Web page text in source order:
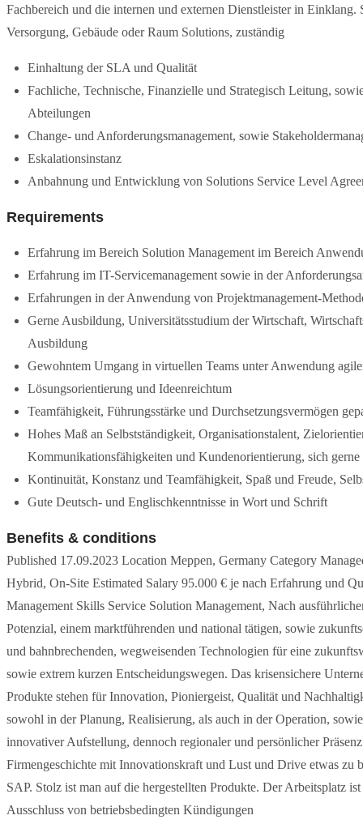
Fachbereich und die internen und externen Dienstleister in
Versorgung, Gebäude oder Raum Solutions, zuständig
Einhaltung der SLA und Qualität
Fachliche, Technische, Finanzielle und Strategisch Leitung,
Abteilungen
Change- und Anforderungsmanagement, sowie
Eskalationsinstanz
Anbahnung und Entwicklung von Solutions Service Level
Requirements
Erfahrung im Bereich Solution Management im Bereich
Erfahrung im IT-Servicemanagement sowie in der
Erfahrungen in der Anwendung von Projektmanagement-
Gerne Ausbildung, Universitätsstudium der Wirtschaft,
Ausbildung
Gewohntem Umgang in virtuellen Teams unter Anwendung
Lösungsorientierung und Ideenreichtum
Teamfähigkeit, Führungsstärke und Durchsetzungsvermögen
Hohes Maß an Selbstständigkeit, Organisationstalent,
Kommunikationsfähigkeiten und Kundenorientierung, sich
Kontinuität, Konstanz und Teamfähigkeit, Spaß und Freude,
Gute Deutsch- und Englischkenntnisse in Wort und Schrift
Benefits & conditions
Published 17.09.2023 Location Meppen, Germany Category
Hybrid, On-Site Estimated Salary 95.000 € je nach Erfahrung und
Management Skills Service Solution Management, Nach
Potenzial, einem marktführenden und national tätigen, sowie
und bahnbrechenden, wegweisenden Technologien für eine
sowie extrem kurzen Entscheidungswegen. Das krisensichere
Produkte stehen für Innovation, Pioniergeist, Qualität und
sowohl in der Planung, Realisierung, als auch in der Operation,
innovativer Aufstellung, dennoch regionaler und persönlicher
Firmengeschichte mit Innovationskraft und Lust und Drive etwas
SAP. Stolz ist man auf die hergestellten Produkte. Der Arbeitsplatz
Ausschluss von betriebsbedingten Kündigungen